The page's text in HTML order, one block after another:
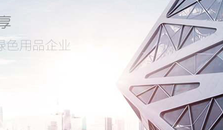
烧结钕铁硼磁石
永磁铁氧体磁石
技术知识
产品知识